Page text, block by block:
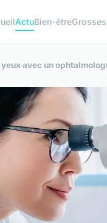
ActuBien-être
avec un